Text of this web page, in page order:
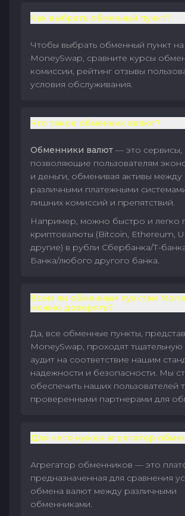
Как выбрать обменный пункт?
Чтобы выбрать обменный пункт на
MoneySwap, сравните курсы
комиссии, рейтинг отзывы
условия обслуживания.
Что такое обменник валют?
Обменники валют — это сервисы,
позволяющие пользователям
и деньги, обменивая активы между
различными платежными
лишних комиссий и препятствий.
Например, можно быстро и легко
криптовалюты (Bitcoin, Ethereum,
другие) в рубли Сбербанка/Т-
Банка/любого другого банка.
Всем ли обменным пунктам
можно доверять?
Да, все обменные пункты,
MoneySwap, проходят
аудит на соответствие нашим
надежности и безопасности. Мы
обеспечить наших пользователей
проверенными партнерами для
Для чего нужен агрегатор
Агрегатор обменников — это
предназначенная для сравнения
обмена валют между различными
обменниками.